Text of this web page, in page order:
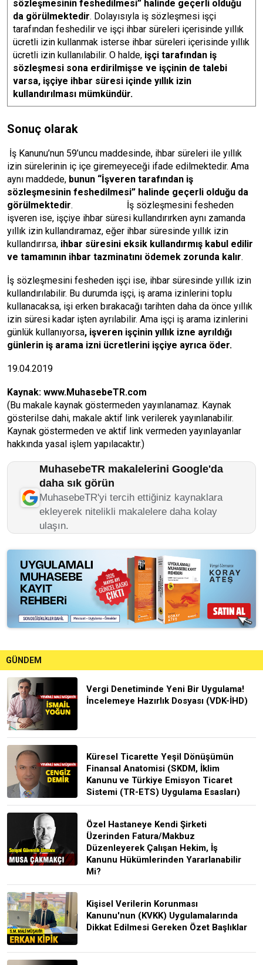
sözleşmesinin feshedilmesi” halinde geçerli olduğu
da görülmektedir. Dolayısıyla iş sözleşmesi işçi
tarafından feshedilir ve işçi ihbar süreleri içerisinde yıllık
ücretli izin kullanmak isterse ihbar süreleri içerisinde yıllık
ücretli izin kullanılabilir. O halde, işçi tarafından iş
sözleşmesi sona erdirilmişse ve işçinin de talebi
varsa, işçiye ihbar süresi içinde yıllık izin
kullandırılması mümkündür.
Sonuç olarak
İş Kanunu’nun 59’uncu maddesinde, ihbar süreleri ile yıllık
izin sürelerinin iç içe giremeyeceği ifade edilmektedir. Ama
aynı maddede, bunun “İşveren tarafından iş
sözleşmesinin feshedilmesi” halinde geçerli olduğu da
görülmektedir. İş sözleşmesini fesheden
işveren ise, işçiye ihbar süresi kullandırırken aynı zamanda
yıllık izin kullandıramaz, eğer ihbar süresinde yıllık izin
kullandırırsa, ihbar süresini eksik kullandırmış kabul edilir
ve tamamının ihbar tazminatını ödemek zorunda kalır.
İş sözleşmesini fesheden işçi ise, ihbar süresinde yıllık izin
kullandırılabilir. Bu durumda işçi, iş arama izinlerini toplu
kullanacaksa, işi erken bırakacağı tarihten daha da önce yıllık
izin süresi kadar işten ayrılabilir. Ama işçi iş arama izinlerini
günlük kullanıyorsa, işveren işçinin yıllık izne ayrıldığı
günlerin iş arama izni ücretlerini işçiye ayrıca öder.
19.04.2019
Kaynak: www.MuhasebeTR.com
(Bu makale kaynak göstermeden yayınlanamaz. Kaynak
gösterilse dahi, makale aktif link verilerek yayınlanabilir.
Kaynak göstermeden ve aktif link vermeden yayınlayanlar
hakkında yasal işlem yapılacaktır.)
MuhasebeTR makalelerini Google'da
daha sık görün
MuhasebeTR'yi tercih ettiğiniz kaynaklara
ekleyerek nitelikli makalelere daha kolay
ulaşın.
GÜNDEM
Vergi Denetiminde Yeni Bir Uygulama!
İncelemeye Hazırlık Dosyası (VDK-İHD)
Küresel Ticarette Yeşil Dönüşümün
Finansal Anatomisi (SKDM, İklim
Kanunu ve Türkiye Emisyon Ticaret
Sistemi (TR-ETS) Uygulama Esasları)
Özel Hastaneye Kendi Şirketi
Üzerinden Fatura/Makbuz
Düzenleyerek Çalışan Hekim, İş
Kanunu Hükümlerinden Yararlanabilir
Mi?
Kişisel Verilerin Korunması
Kanunu'nun (KVKK) Uygulamalarında
Dikkat Edilmesi Gereken Özet Başlıklar